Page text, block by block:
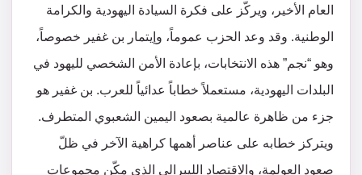
العام الأخير، ويركّز على فكرة السيادة اليهودية والكرامة
الوطنية. وقد وعد الحزب عموماً، وإيتمار بن غفير خصوصاً،
وهو “نجم” هذه الانتخابات، بإعادة الأمن الشخصي لليهود في
البلدات اليهودية، مستعملاً خطاباً عدائياً للعرب. بن غفير هو
جزء من ظاهرة عالمية بصعود اليمين الشعبوي المتطرف.
ويتركز خطابه على عناصر أهمها كراهية الآخر في ظلّ
صعود العولمة، والاقتصاد الليبرالي الذي مكّن مجموعات